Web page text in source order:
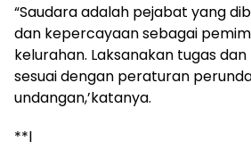
“Saudara adalah pejabat yang
dan kepercayaan sebagai
kelurahan. Laksanakan tugas
sesuai dengan peraturan
undangan,’katanya.
**l